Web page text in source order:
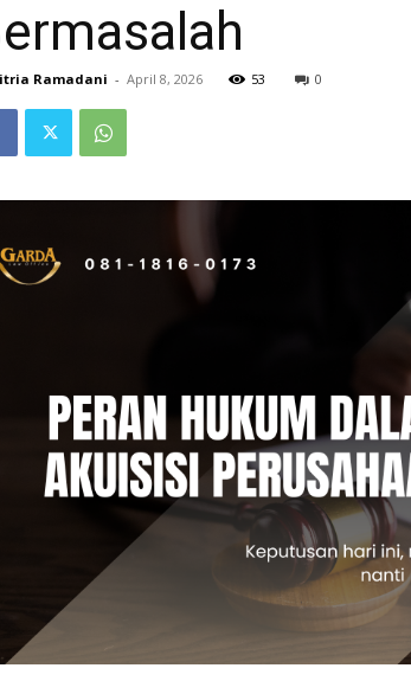
Ramadani - April 8, 2026 53 0